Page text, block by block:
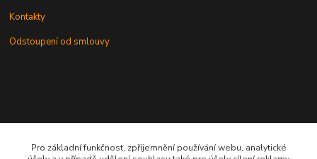
Kontakty
Odstoupení od smlouvy
Kontakt
Pro základní funkčnost, zpříjemnění používání webu, analytické